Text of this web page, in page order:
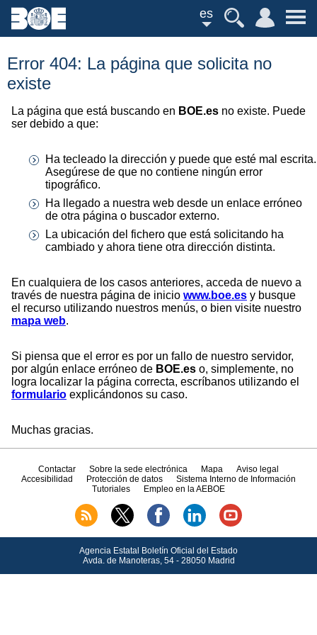
es
Error 404: La página que solicita no
existe
La página que está buscando en BOE.es no existe. Puede
ser debido a que:
Ha tecleado la dirección y puede que esté mal escrita.
Asegúrese de que no contiene ningún error
tipográfico.
Ha llegado a nuestra web desde un enlace erróneo
de otra página o buscador externo.
La ubicación del fichero que está solicitando ha
cambiado y ahora tiene otra dirección distinta.
En cualquiera de los casos anteriores, acceda de nuevo a
través de nuestra página de inicio www.boe.es y busque
el recurso utilizando nuestros menús, o bien visite nuestro
mapa web.
Si piensa que el error es por un fallo de nuestro servidor,
por algún enlace erróneo de BOE.es o, simplemente, no
logra localizar la página correcta, escríbanos utilizando el
formulario explicándonos su caso.
Muchas gracias.
Contactar Sobre la sede electrónica Mapa
Aviso legal
Accesibilidad
Protección de datos
Sistema Interno de Información
Tutoriales
Empleo en la AEBOE
Agencia Estatal Boletín Oficial del Estado
Avda.de Manoteras, 54 - 28050 Madrid